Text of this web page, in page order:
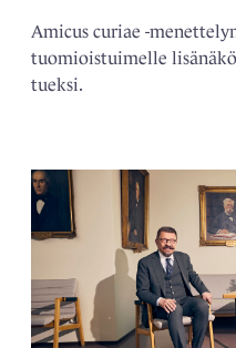
Amicus curiae -
tuomioistuimelle
tueksi.